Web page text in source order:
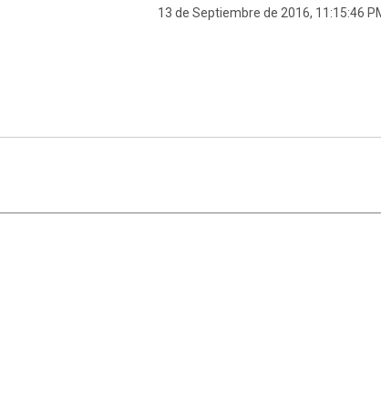
13 de Septiembre de 2016, 11:15:46